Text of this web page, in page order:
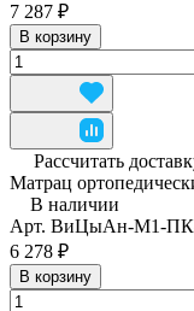
7 287 ₽
В корзину
Рассчитать
Матрац
В наличии
Арт. ВиЦыАн-М1-
6 278 ₽
В корзину